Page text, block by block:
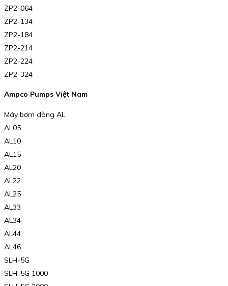
ZP2-064
ZP2-134
ZP2-184
ZP2-214
ZP2-224
ZP2-324
Ampco Pumps Việt Nam
Máy bơm dòng AL
AL05
AL10
AL15
AL20
AL22
AL25
AL33
AL34
AL44
AL46
SLH-5G
SLH-5G 1000